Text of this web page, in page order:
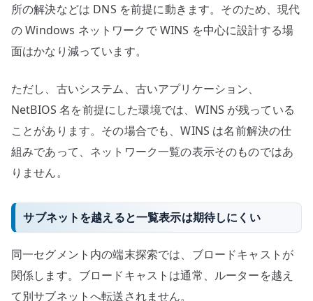
所の解決などは DNS を前提に動きます。そのため、現代
の Windows ネットワークで WINS を中心に設計する場
面はかなり減っています。
ただし、古いシステム、古いアプリケーション、
NetBIOS 名を前提にした環境では、WINS が残っている
ことがあります。その場合でも、WINS は名前解決の仕
組みであって、ネットワーク一覧の表示そのものではあ
りません。
サブネットを越えると一覧表示は期待しにくい
同一セグメント内の端末探索では、ブロードキャストが
関係します。ブロードキャストは通常、ルーターを越え
て別サブネットへ転送されません。